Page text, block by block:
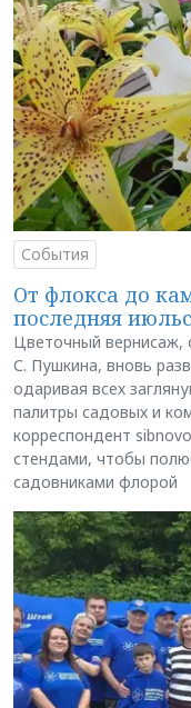
События
От флокса до
последняя
Цветочный вернисаж,
С. Пушкина, вновь
одаривая всех
палитры садовых и
корреспондент
стендами, чтобы
садовниками флорой